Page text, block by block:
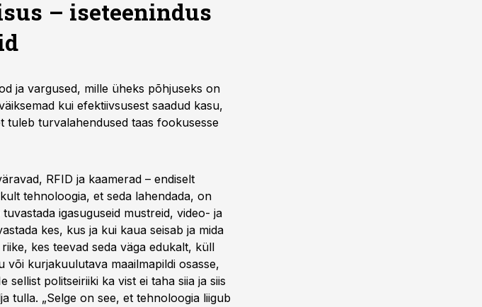
– iseteenindus
ja vargused, mille üheks põhjuseks on
kui efektiivsusest saadud kasu,
tuleb turvalahendused taas fookusesse
RFID ja kaamerad – endiselt
tehnoloogia, et seda lahendada, on
igasuguseid mustreid, video- ja
kes, kus ja kui kaua seisab ja mida
kes teevad seda väga edukalt, küll
või kurjakuulutava maailmapildi osasse,
sellist politseiriiki ka vist ei taha siia ja siis
tulla. „Selge on see, et tehnoloogia liigub